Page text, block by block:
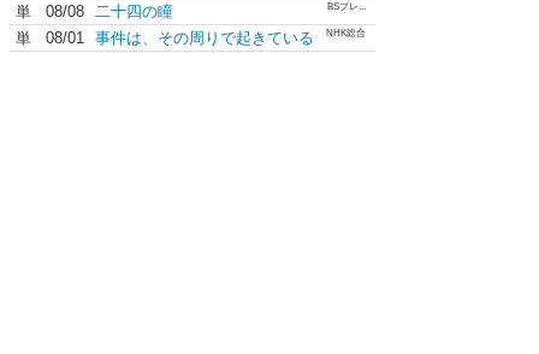
単 08/08 二十四の瞳 BSプレ...
単 08/01 事件は、その周りで起きている NHK総合